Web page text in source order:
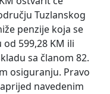
Tuzlanskog
penzije koja se
599,28 KM ili
sa članom 82.
osiguranju. Pravo
navedenim